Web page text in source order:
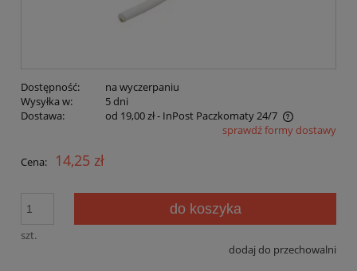
Dostępność:
na wyczerpaniu
Wysyłka w:
5 dni
Dostawa:
od 19,00 zł- InPost Paczkomaty 24/7
Cena nie zawiera ewentualnych kosztów płatnościsprawdź formy dostawy
Cena: 14,25 zł
szt.
do koszyka
dodaj do przechowalni